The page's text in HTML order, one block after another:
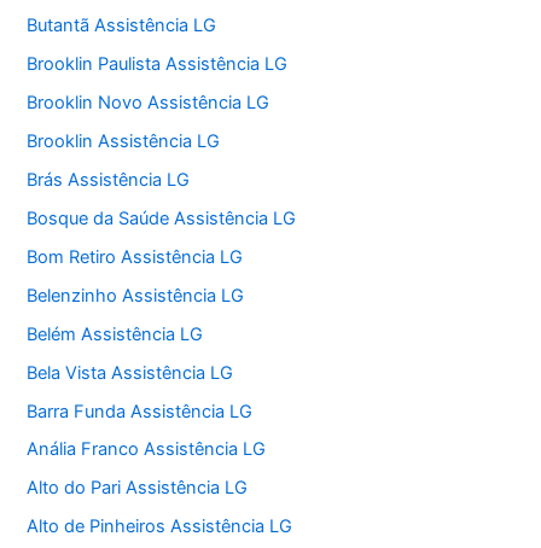
Butantã Assistência LG
Brooklin Paulista Assistência LG
Brooklin Novo Assistência LG
Brooklin Assistência LG
Brás Assistência LG
Bosque da Saúde Assistência LG
Bom Retiro Assistência LG
Belenzinho Assistência LG
Belém Assistência LG
Bela Vista Assistência LG
Barra Funda Assistência LG
Anália Franco Assistência LG
Alto do Pari Assistência LG
Alto de Pinheiros Assistência LG